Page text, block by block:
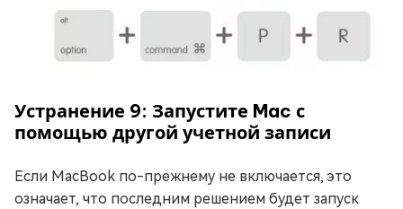
Устранение 9: Запустите Mac с
помощью другой учетной записи
Если MacBook по-прежнему не включается, это
означает, что последним решением будет запуск